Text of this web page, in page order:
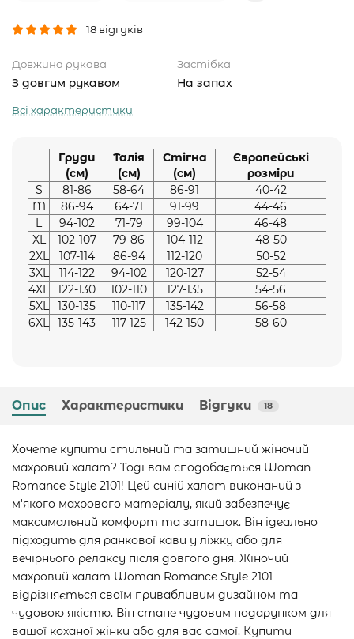
18 відгуків
Довжина рукава
З довгим рукавом
Застібка
На запах
Всі характеристики
Груди
(см)
Талія
(см)
Стігна
(см)
Європейські
розміри
S
81-86 58-64 86-91
40-42
M
86-94 64-71 91-99
44-46
L
94-102 71-79 99-104
46-48
XL
102-107 79-86 104-112
48-50
2XL
107-114 86-94 112-120
50-52
3XL
114-122 94-102 120-127
52-54
4XL
122-130 102-110 127-135
54-56
5XL
130-135 110-117 135-142
56-58
6XL
135-143 117-125 142-150 58-60
Опис Характеристики Відгуки 18
Хочете купити стильний та затишний жіночий
махровий халат? Тоді вам сподобається Woman
Romance Style 2101! Цей синій халат виконаний з
м'якого махрового матеріалу, який забезпечує
максимальний комфорт та затишок. Він ідеально
підходить для ранкової кави у ліжку або для
вечірнього релаксу після довгого дня. Жіночий
махровий халат Woman Romance Style 2101
відрізняється своїм привабливим дизайном та
чудовою якістю. Він стане чудовим подарунком для
вашої коханої жінки або для вас самої. Купити